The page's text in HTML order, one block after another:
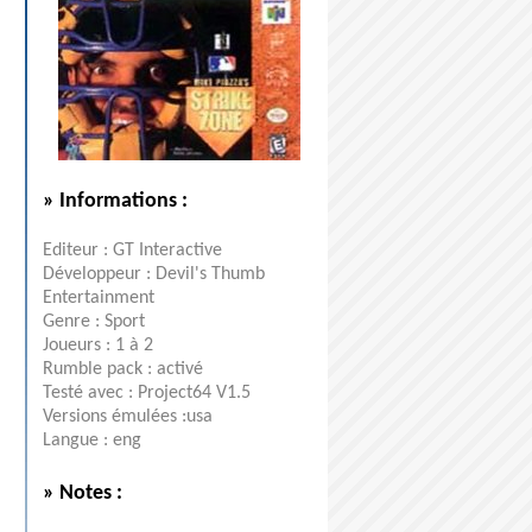
» Informations :
Editeur : GT Interactive
Développeur : Devil's Thumb
Entertainment
Genre : Sport
Joueurs : 1 à 2
Rumble pack : activé
Testé avec : Project64 V1.5
Versions émulées :usa
Langue : eng
» Notes :